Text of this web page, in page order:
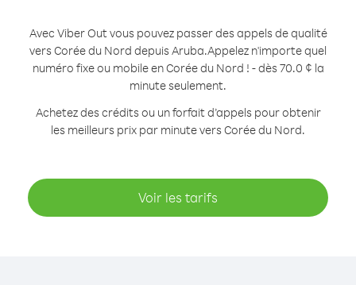
Avec Viber Out vous pouvez passer des appels de qualité
vers Corée du Nord depuis Aruba.Appelez n'importe quel
numéro fixe ou mobile en Corée du Nord ! - dès 70.0 ¢ la
minute seulement.
Achetez des crédits ou un forfait d’appels pour obtenir
les meilleurs prix par minute vers Corée du Nord.
Voir les tarifs